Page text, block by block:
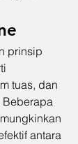
prinsip
tuas, dan
Beberapa
antara